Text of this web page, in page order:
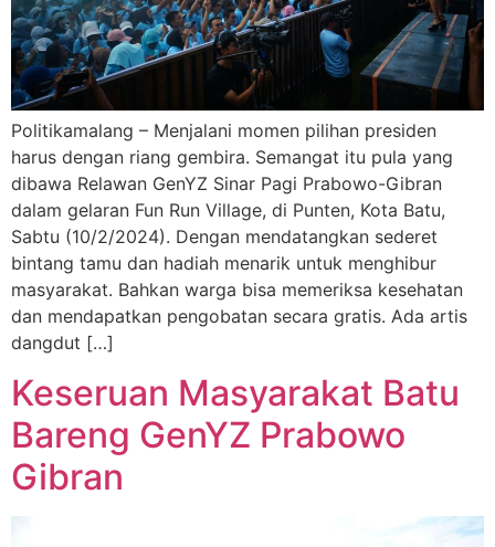
Politikamalang – Menjalani momen pilihan presiden
harus dengan riang gembira. Semangat itu pula yang
dibawa Relawan GenYZ Sinar Pagi Prabowo-Gibran
dalam gelaran Fun Run Village, di Punten, Kota Batu,
Sabtu (10/2/2024). Dengan mendatangkan sederet
bintang tamu dan hadiah menarik untuk menghibur
masyarakat. Bahkan warga bisa memeriksa kesehatan
dan mendapatkan pengobatan secara gratis. Ada artis
dangdut […]
Keseruan Masyarakat Batu
Bareng GenYZ Prabowo
Gibran